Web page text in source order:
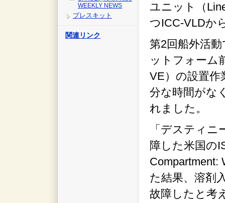
WEEKLY NEWS
プレスキット
関連リンク
ユニット（
つICC-VLDか
第2回船外活
ットフォーム
VE）の設置
分な時間がな
れました。
「デスティ
障した米国の
Compartment:
た結果、溶剤
故障したと考